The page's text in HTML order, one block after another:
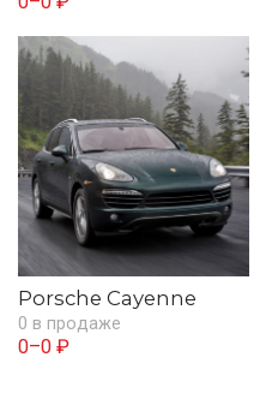
Porsche Cayenne
0 в продаже
0–0 ₽